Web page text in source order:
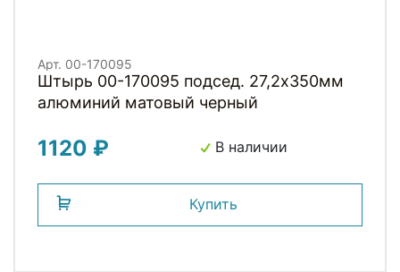
Арт. 00-170095
Штырь 00-170095 подсед. 27,2х350мм
алюминий матовый черный
1120 ₽ В наличии
Купить